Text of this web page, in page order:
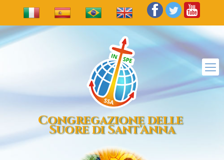
Congregazione delle
Suore di Sant'Anna